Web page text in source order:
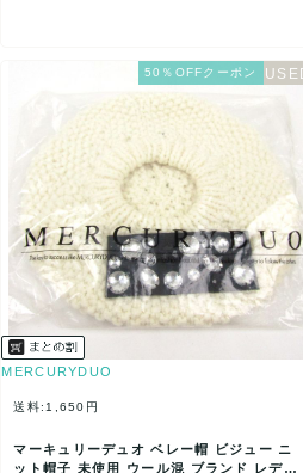
50％OFFクーポン
MERCURYDUO
送料:1,650円
マーキュリーデュオ ベレー帽 ビジュー ニ
ット帽子 未使用 ウール混 ブランド レディ